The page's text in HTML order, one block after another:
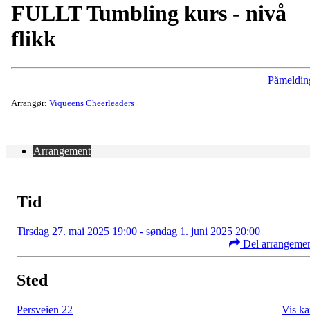
FULLT Tumbling kurs - nivå
flikk
Arrangør: Viqueens Cheerleaders
Arrangement
Tid
Tirsdag 27. mai 2025 19:00 - søndag 1. juni 2025 20:00
Del
Sted
Persveien 22 Vis